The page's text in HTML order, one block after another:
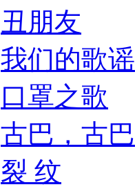
丑朋友
我们的歌谣
口罩之歌
古巴，古巴
裂 纹